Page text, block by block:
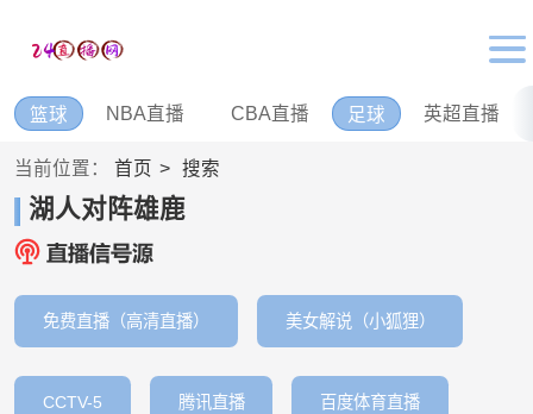
篮球 NBA直播 CBA直播 足球 英超直播
当前位置： 首页 搜索
湖人对阵雄鹿
免费直播（高清直播） 美女解说（小狐狸）
CCTV-5 腾讯直播 百度体育直播